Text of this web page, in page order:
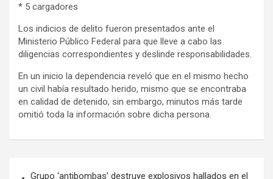
* 5 cargadores
Los indicios de delito fueron presentados ante el
Ministerio Público Federal para que lleve a cabo las
diligencias correspondientes y deslinde responsabilidades.
En un inicio la dependencia reveló que en el mismo hecho
un civil había resultado herido, mismo que se encontraba
en calidad de detenido, sin embargo, minutos más tarde
omitió toda la información sobre dicha persona.
Grupo ‘antibombas’ destruye explosivos hallados en el